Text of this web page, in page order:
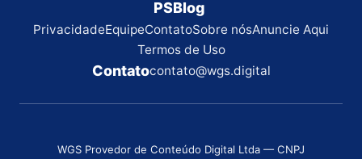
PSBlog
PrivacidadeEquipeContatoSobre nósAnuncie Aqui
Termos de Uso
Contatocontato@wgs.digital
WGS Provedor de Conteúdo Digital Ltda — CNPJ